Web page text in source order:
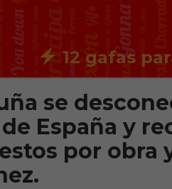
12 gafas
se
España y
por obra